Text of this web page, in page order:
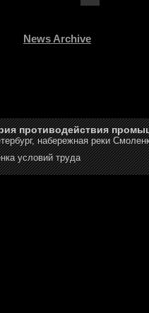
News Archive
противодействия
набережная реки
условий труда